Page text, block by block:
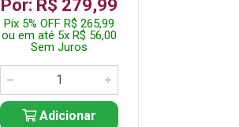
Por: R$ 279,99
Pix 5% OFF R$ 265,99
ou em até 5x R$ 56,00
Sem Juros
Adicionar